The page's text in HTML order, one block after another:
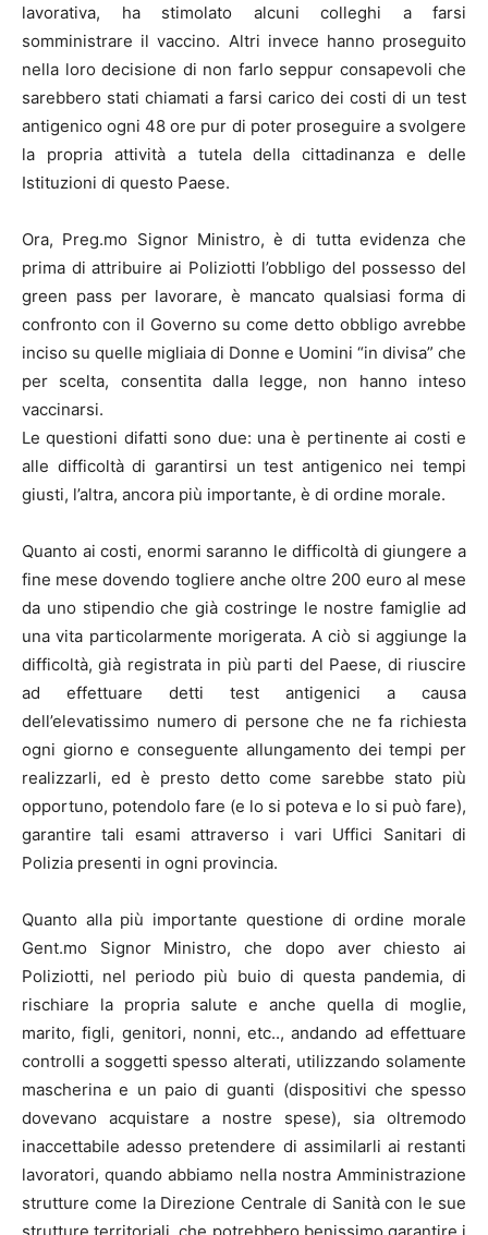
lavorativa, ha stimolato alcuni colleghi a farsi
somministrare il vaccino. Altri invece hanno proseguito
nella loro decisione di non farlo seppur consapevoli che
sarebbero stati chiamati a farsi carico dei costi di un test
antigenico ogni 48 ore pur di poter proseguire a svolgere
la propria attività a tutela della cittadinanza e delle
Istituzioni di questo Paese.
Ora, Preg.mo Signor Ministro, è di tutta evidenza che
prima di attribuire ai Poliziotti l’obbligo del possesso del
green pass per lavorare, è mancato qualsiasi forma di
confronto con il Governo su come detto obbligo avrebbe
inciso su quelle migliaia di Donne e Uomini “in divisa” che
per scelta, consentita dalla legge, non hanno inteso
vaccinarsi.
Le questioni difatti sono due: una è pertinente ai costi e
alle difficoltà di garantirsi un test antigenico nei tempi
giusti, l’altra, ancora più importante, è di ordine morale.
Quanto ai costi, enormi saranno le difficoltà di giungere a
fine mese dovendo togliere anche oltre 200 euro al mese
da uno stipendio che già costringe le nostre famiglie ad
una vita particolarmente morigerata. A ciò si aggiunge la
difficoltà, già registrata in più parti del Paese, di riuscire
ad effettuare detti test antigenici a causa
dell’elevatissimo numero di persone che ne fa richiesta
ogni giorno e conseguente allungamento dei tempi per
realizzarli, ed è presto detto come sarebbe stato più
opportuno, potendolo fare (e lo si poteva e lo si può fare),
garantire tali esami attraverso i vari Uffici Sanitari di
Polizia presenti in ogni provincia.
Quanto alla più importante questione di ordine morale
Gent.mo Signor Ministro, che dopo aver chiesto ai
Poliziotti, nel periodo più buio di questa pandemia, di
rischiare la propria salute e anche quella di moglie,
marito, figli, genitori, nonni, etc.., andando ad effettuare
controlli a soggetti spesso alterati, utilizzando solamente
mascherina e un paio di guanti (dispositivi che spesso
dovevano acquistare a nostre spese), sia oltremodo
inaccettabile adesso pretendere di assimilarli ai restanti
lavoratori, quando abbiamo nella nostra Amministrazione
strutture come la Direzione Centrale di Sanità con le sue